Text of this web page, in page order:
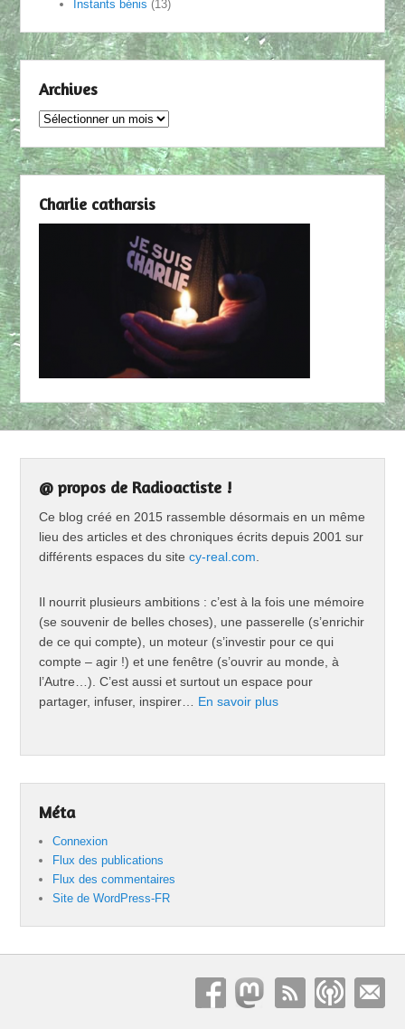
Instants bénis (13)
Archives
Archives
Charlie catharsis
@ propos de Radioactiste !
Ce blog créé en 2015 rassemble désormais en un même
lieu des articles et des chroniques écrits depuis 2001 sur
différents espaces du sitecy-real.com
Il nourrit plusieurs ambitions : c’est à la fois une mémoire
(se souvenir de belles choses), une passerelle (s’enrichir
de ce qui compte), un moteur (s’investir pour ce qui
compte – agir !) et une fenêtre (s’ouvrir au monde, à
l’Autre…). C’est aussi et surtout un espace pour
partager, infuser, inspirer… En savoir plus
Méta
Connexion
Flux des publications
Flux des commentaires
Site de WordPress-FR